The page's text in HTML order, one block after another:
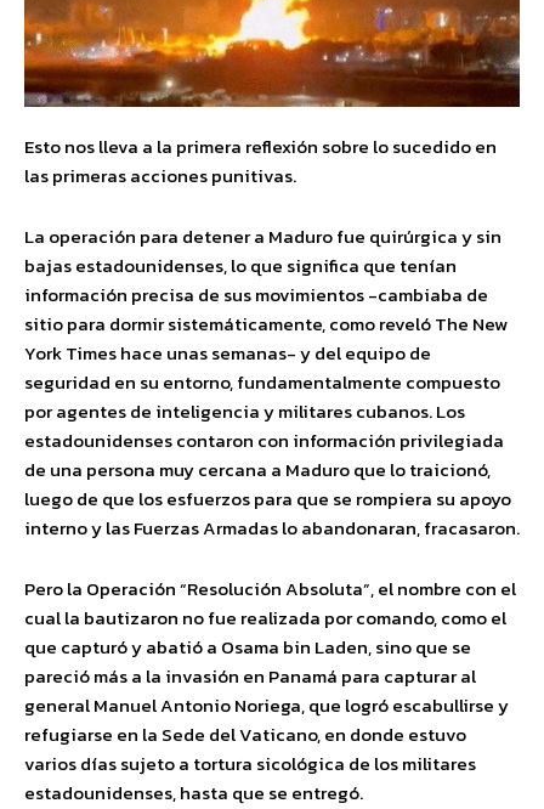
Esto nos lleva a la primera reflexión sobre lo sucedido en
las primeras acciones punitivas.
La operación para detener a Maduro fue quirúrgica y sin
bajas estadounidenses, lo que significa que tenían
información precisa de sus movimientos -cambiaba de
sitio para dormir sistemáticamente, como reveló The New
York Times hace unas semanas- y del equipo de
seguridad en su entorno, fundamentalmente compuesto
por agentes de inteligencia y militares cubanos. Los
estadounidenses contaron con información privilegiada
de una persona muy cercana a Maduro que lo traicionó,
luego de que los esfuerzos para que se rompiera su apoyo
interno y las Fuerzas Armadas lo abandonaran, fracasaron.
Pero la Operación “Resolución Absoluta”, el nombre con el
cual la bautizaron no fue realizada por comando, como el
que capturó y abatió a Osama bin Laden, sino que se
pareció más a la invasión en Panamá para capturar al
general Manuel Antonio Noriega, que logró escabullirse y
refugiarse en la Sede del Vaticano, en donde estuvo
varios días sujeto a tortura sicológica de los militares
estadounidenses, hasta que se entregó.